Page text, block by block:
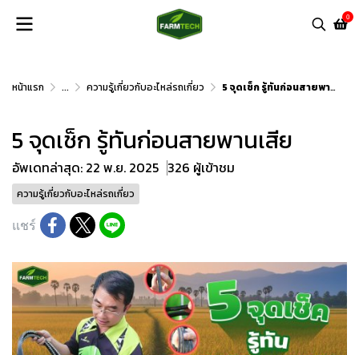
0
หน้าแรก ... ความรู้เกี่ยวกับอะไหล่รถเกี่ยว 5 จุดเช็ก รู้ทันก่อนสายพานเสีย
5 จุดเช็ก รู้ทันก่อนสายพานเสีย
อัพเดทล่าสุด: 22 พ.ย. 2025 326 ผู้เข้าชม
ความรู้เกี่ยวกับอะไหล่รถเกี่ยว
แชร์